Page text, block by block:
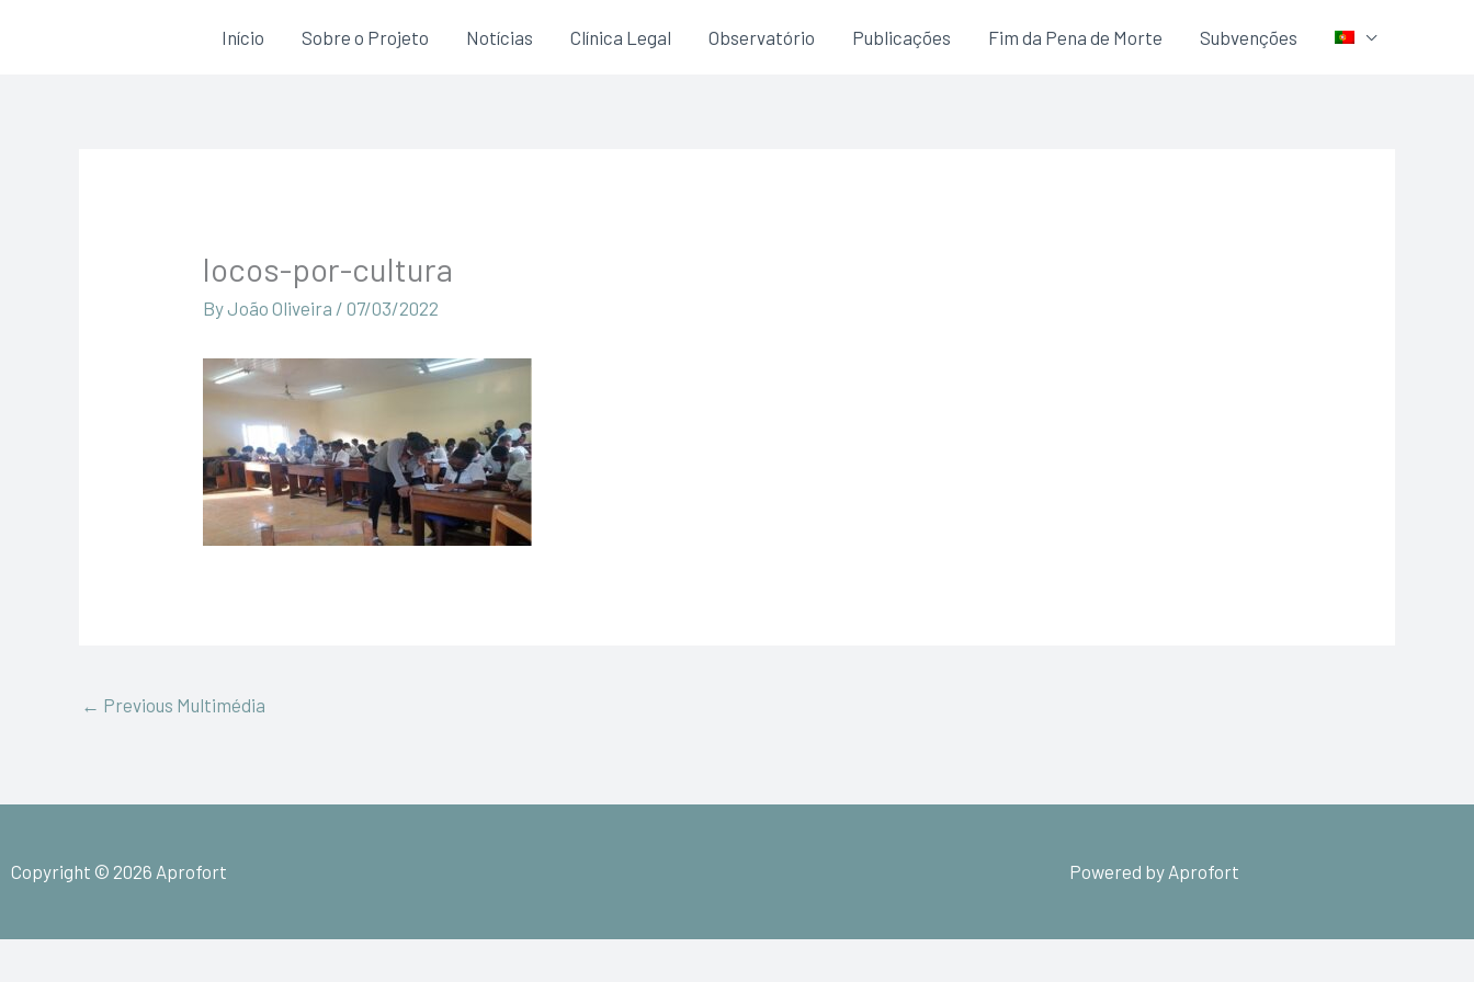
Início Sobre o Projeto Notícias Clínica Legal Observatório Publicações Fim da Pena de Morte Subvenções
locos-por-cultura
ByJoão Oliveira /07/03/2022
← Previous Multimédia
Copyright © 2026 Aprofort Powered by Aprofort